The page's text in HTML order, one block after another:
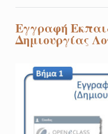
Εγγραφή
Δημιουργίας